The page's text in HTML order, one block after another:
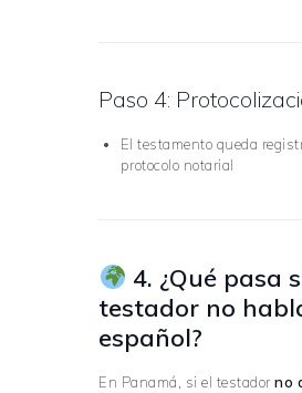
Paso 4:
El testamento queda
protocolo notarial
4. ¿Qué pasa
testador no
español?
En Panamá, si el testadorno